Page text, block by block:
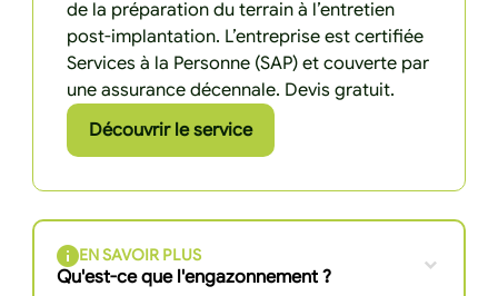
de la préparation du terrain à l’entretien
post-implantation. L’entreprise est certifiée
Services à la Personne (SAP) et couverte par
une assurance décennale. Devis gratuit.
Découvrir le service
EN SAVOIR PLUS
Qu'est-ce que l'engazonnement ?